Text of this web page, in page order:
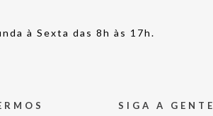
à Sexta das 8h às 17h.
SIGA A GENTE